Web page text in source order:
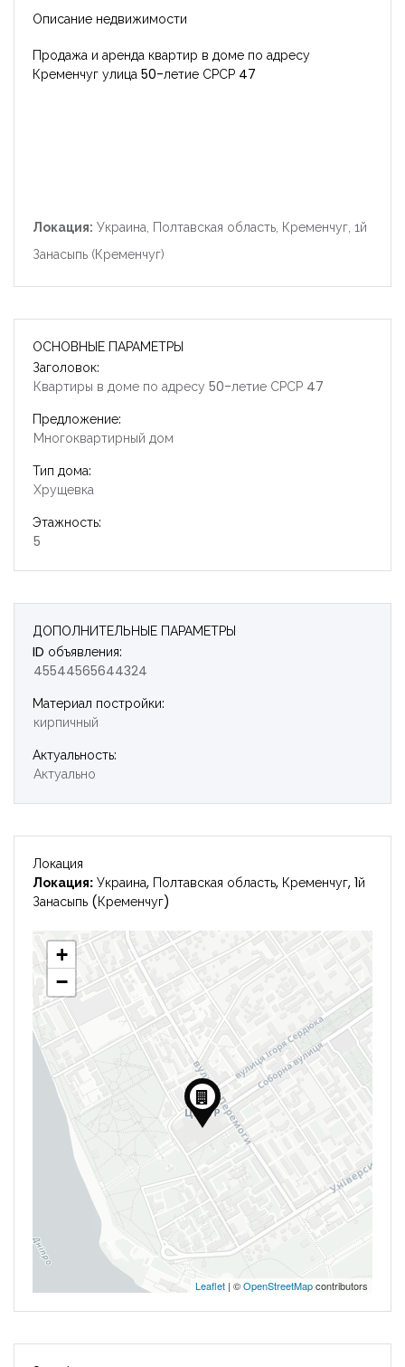
Описание недвижимости
Продажа и аренда квартир в доме по адресу
Кременчуг улица 50-летие СРСР 47
Локация: Украина, Полтавская область, Кременчуг, 1й
Занасыпь (Кременчуг)
ОСНОВНЫЕ ПАРАМЕТРЫ
Заголовок:
Квартиры в доме по адресу 50-летие СРСР 47
Предложение:
Многоквартирный дом
Тип дома:
Хрущевка
Этажность:
5
ДОПОЛНИТЕЛЬНЫЕ ПАРАМЕТРЫ
ID объявления:
45544565644324
Материал постройки:
кирпичный
Актуальность:
Актуально
Локация
Локация: Украина, Полтавская область, Кременчуг, 1й
Занасыпь (Кременчуг)
+
−
Leaflet | ©OpenStreetMapcontributors